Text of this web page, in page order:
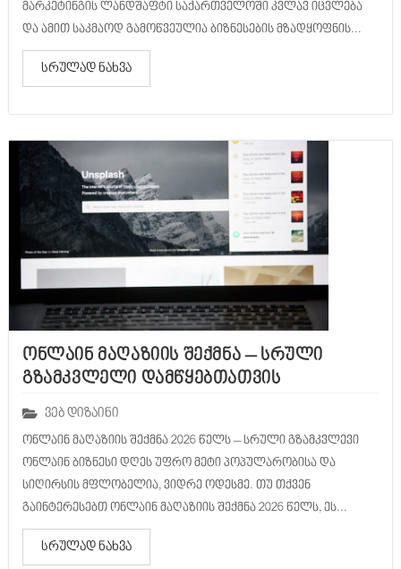
მარკეტინგის ლანდშაფტი საქართველოში კვლავ იცვლება
და ამით საკმაოდ გამოწვეულია ბიზნესების მზადყოფნის...
სრულად ნახვა
ონლაინ მაღაზიის შექმნა – სრული
გზამკვლელი დამწყებთათვის
ვებ დიზაინი
ონლაინ მაღაზიის შექმნა 2026 წელს – სრული გზამკვლევი
ონლაინ ბიზნესი დღეს უფრო მეტი პოპულარობისა და
სიღირსის მფლობელია, ვიდრე ოდესმე. თუ თქვენ
გაინტერესებთ ონლაინ მაღაზიის შექმნა 2026 წელს, ეს...
სრულად ნახვა